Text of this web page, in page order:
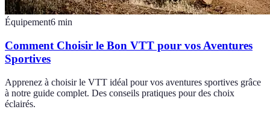
Équipement6 min
Comment Choisir le Bon VTT pour vos Aventures
Sportives
Apprenez à choisir le VTT idéal pour vos aventures sportives grâce
à notre guide complet. Des conseils pratiques pour des choix
éclairés.